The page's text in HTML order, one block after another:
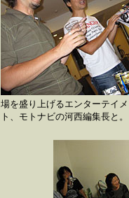
場を盛り上げるエンターテイ
ト、モトナビの河西編集長と。